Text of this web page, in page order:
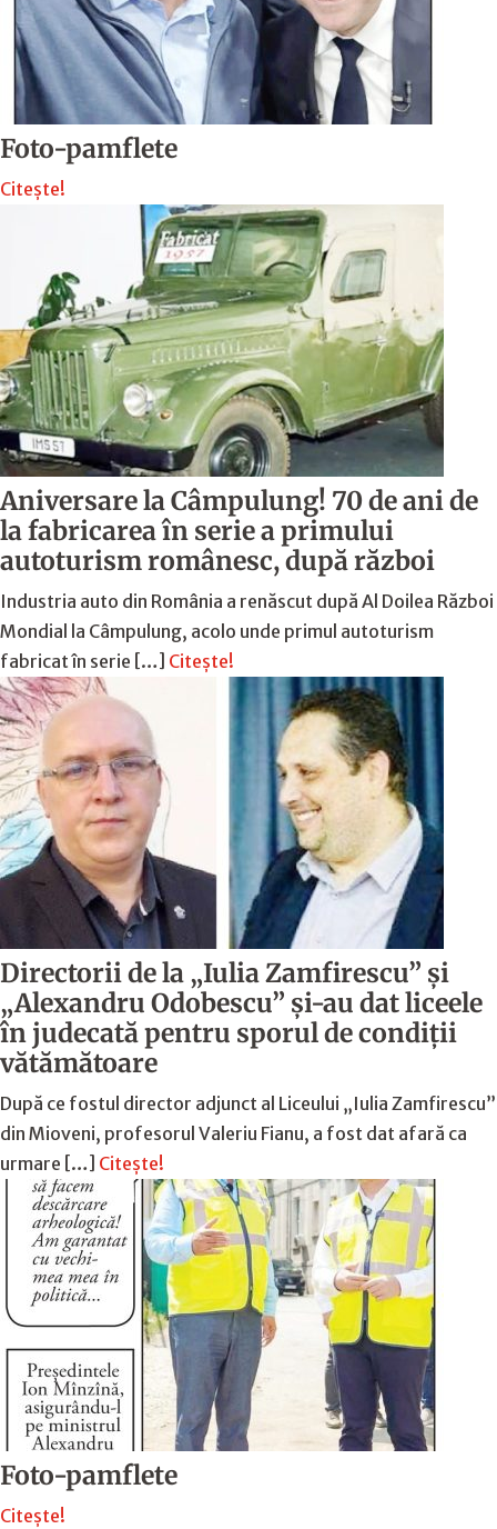
Foto-pamflete
Citește!
Aniversare la Câmpulung! 70 de ani de
la fabricarea în serie a primului
autoturism românesc, după război
Industria auto din România a renăscut după Al Doilea Război
Mondial la Câmpulung, acolo unde primul autoturism
fabricat în serie […] Citește!
Directorii de la „Iulia Zamfirescu” și
„Alexandru Odobescu” și-au dat liceele
în judecată pentru sporul de condiții
vătămătoare
După ce fostul director adjunct al Liceului „Iulia Zamfirescu”
din Mioveni, profesorul Valeriu Fianu, a fost dat afară ca
urmare […] Citește!
Foto-pamflete
Citește!